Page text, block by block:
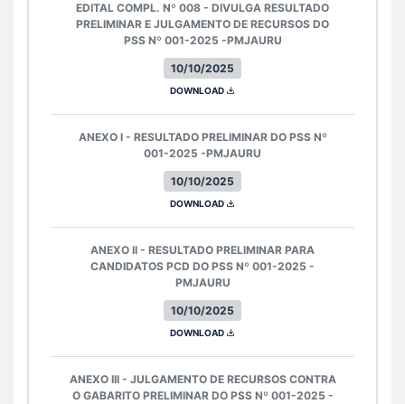
10/10/2025
EDITAL COMPL. Nº 008 - DIVULGA RESULTADO
PRELIMINAR E JULGAMENTO DE RECURSOS DO
PSS Nº 001-2025 -PMJAURU
DOWNLOAD
10/10/2025
ANEXO I - RESULTADO PRELIMINAR DO PSS Nº
001-2025 -PMJAURU
DOWNLOAD
10/10/2025
ANEXO II - RESULTADO PRELIMINAR PARA
CANDIDATOS PCD DO PSS Nº 001-2025 -
PMJAURU
DOWNLOAD
ANEXO III - JULGAMENTO DE RECURSOS CONTRA
O GABARITO PRELIMINAR DO PSS Nº 001-2025 -